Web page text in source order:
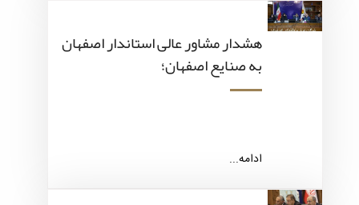
هشدار مشاور عالی استاندار اصفهان
به صنایع اصفهان؛
ادامه...